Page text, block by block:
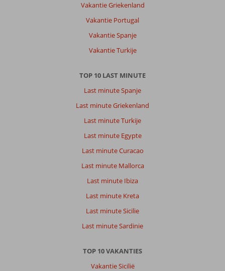
Vakantie Griekenland
Vakantie Portugal
Vakantie Spanje
Vakantie Turkije
TOP 10 LAST MINUTE
Last minute Spanje
Last minute Griekenland
Last minute Turkije
Last minute Egypte
Last minute Curacao
Last minute Mallorca
Last minute Ibiza
Last minute Kreta
Last minute Sicilie
Last minute Sardinie
TOP 10 VAKANTIES
Vakantie Sicilië